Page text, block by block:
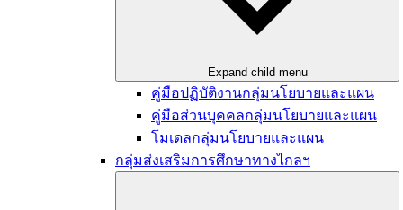
Expand child menu
คู่มือปฏิบัติงานกลุ่มนโยบายและแผน​
คู่มือส่วนบุคคลกลุ่มนโยบายและแผน
โมเดลกลุ่มนโยบายและแผน
กลุ่มส่งเสริมการศึกษาทางไกลฯ